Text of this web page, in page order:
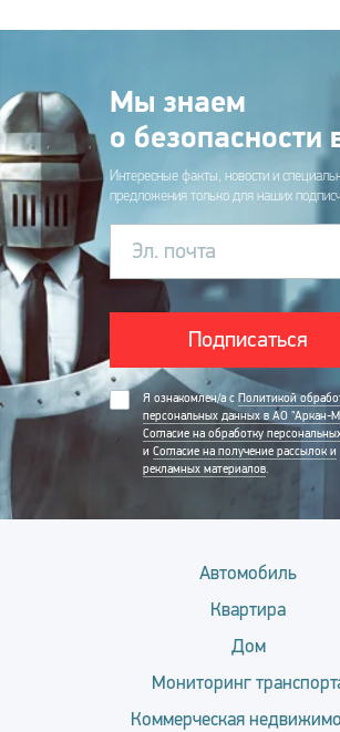
Мы знаем
о безопасности
Интересные факты, новости и
предложения только для наших
Эл. почта
Подписаться
Я ознакомлен/а с Политикой
персональных данных в АО "Аркан-
Согласие на обработку
и Согласие на получение рассылок и
рекламных материалов.
Автомобиль
Квартира
Дом
Мониторинг
Коммерческая